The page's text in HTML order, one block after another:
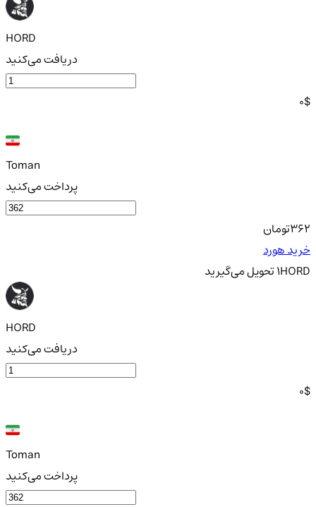
HORD
دریافت می‌کنید
0$
Toman
پرداخت می‌کنید
362تومان
خرید هورد
1HORDتحویلمی‌گیرید
HORD
دریافت می‌کنید
0$
Toman
پرداخت می‌کنید